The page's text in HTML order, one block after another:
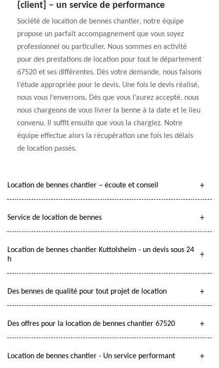
{client] – un service de performance
Société de location de bennes chantier, notre équipe
propose un parfait accompagnement que vous soyez
professionnel ou particulier. Nous sommes en activité
pour des prestations de location pour tout le département
67520 et ses différentes. Dès votre demande, nous faisons
l’étude appropriée pour le devis. Une fois le devis réalisé,
nous vous l’enverrons. Dès que vous l’aurez accepté, nous
nous chargeons de vous livrer la benne à la date et le lieu
convenu. Il suffit ensuite que vous la chargiez. Notre
équipe effectue alors la récupération une fois les délais
de location passés.
Location de bennes chantier – écoute et conseil
Service de location de bennes
Location de bennes chantier Kuttolsheim - un devis sous 24
h
Des bennes de qualité pour tout projet de location
Des offres pour la location de bennes chantier 67520
Location de bennes chantier - Un service performant